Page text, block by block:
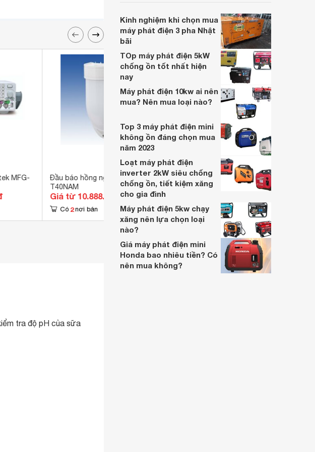
MFG-
Đầu báo hồng ngoại TAKEX PIR-
T40NAM
Giá từ 10.888.878 đ
Có 2 nơi bán
Máy cân mực laser xanh Leica
Lino L2G
Có 4 nơi bán
tra độ pH của sữa
Kinh nghiệm khi chọn mua
máy phát điện 3 pha Nhật
bãi
TOp máy phát điện 5kW
chống ồn tốt nhất hiện
nay
Máy phát điện 10kw ai nên
mua? Nên mua loại nào?
Top 3 máy phát điện mini
không ồn đáng chọn mua
năm 2023
Loạt máy phát điện
inverter 2kW siêu chống
chống ồn, tiết kiệm xăng
cho gia đình
Máy phát điện 5kw chạy
xăng nên lựa chọn loại
nào?
Giá máy phát điện mini
Honda bao nhiêu tiền? Có
nên mua không?